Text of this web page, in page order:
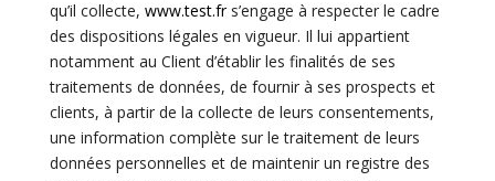
qu’il collecte, www.test.fr s’engage à respecter le cadre
des dispositions légales en vigueur. Il lui appartient
notamment au Client d’établir les finalités de ses
traitements de données, de fournir à ses prospects et
clients, à partir de la collecte de leurs consentements,
une information complète sur le traitement de leurs
données personnelles et de maintenir un registre des